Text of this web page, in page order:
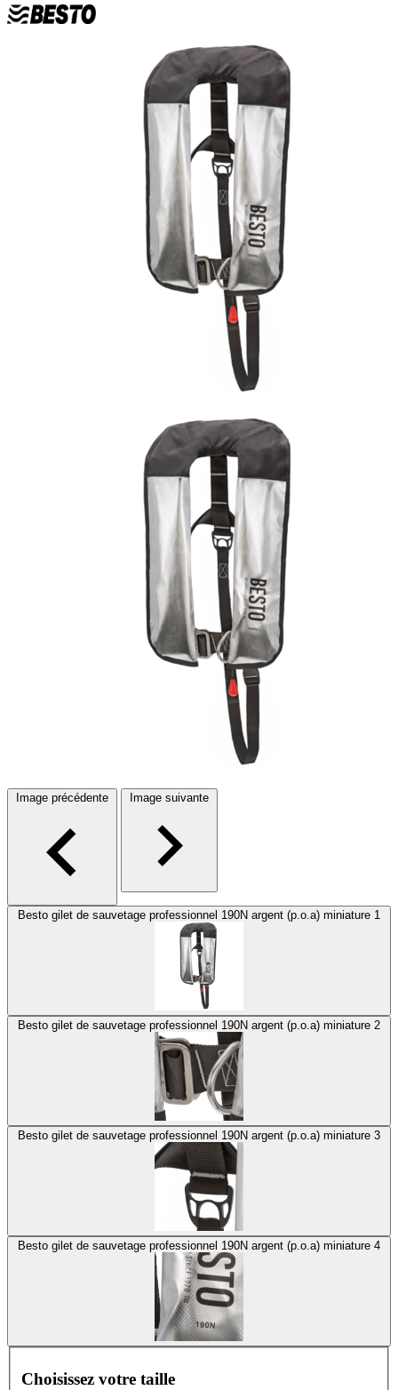
Image précédente Image suivante
Besto gilet de sauvetage professionnel 190N argent (p.o.a) miniature 1
Besto gilet de sauvetage professionnel 190N argent (p.o.a) miniature 2
Besto gilet de sauvetage professionnel 190N argent (p.o.a) miniature 3
Besto gilet de sauvetage professionnel 190N argent (p.o.a) miniature 4
Choisissez votre taille